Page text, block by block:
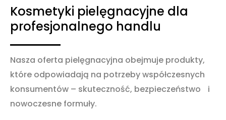
Kosmetyki pielęgnacyjne dla
profesjonalnego handlu
Nasza oferta pielęgnacyjna obejmuje produkty,
które odpowiadają na potrzeby współczesnych
konsumentów – skuteczność, bezpieczeństwo i
nowoczesne formuły.